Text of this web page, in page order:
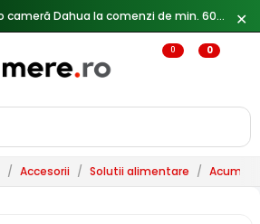
🎁 Câștigă săptămânal o cameră Dahua la comenzi de min. 600 lei — ✕
0 0
/ Accesorii / Solutii alimentare /